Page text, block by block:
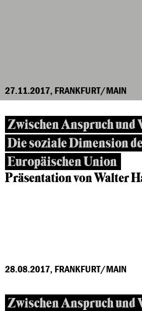
27.11.2017, FRANKFURT/MAIN
Zwischen Anspruch
Die soziale Dimension
Europäischen Union
Präsentation von Walter
28.08.2017, FRANKFURT/MAIN
Zwischen Anspruch